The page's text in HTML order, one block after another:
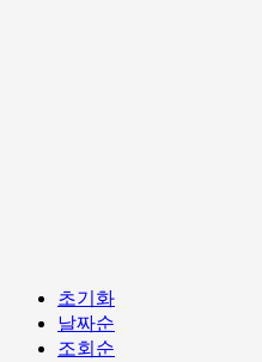
초기화
날짜순
조회순